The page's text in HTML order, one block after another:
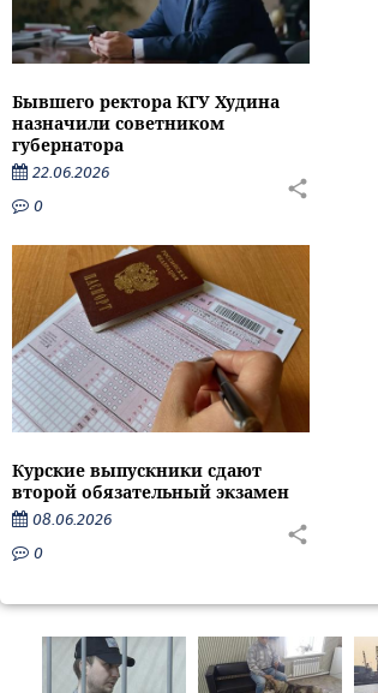
Бывшего ректора КГУ Худина
назначили советником
губернатора
22.06.2026
0
Курские выпускники сдают
второй обязательный экзамен
08.06.2026
0